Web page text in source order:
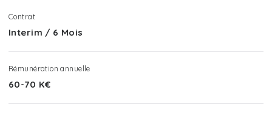
Contrat
Interim / 6 Mois
Rémunération annuelle
60-70 K€